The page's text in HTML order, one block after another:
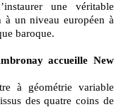
une véritable
un niveau européen à
baroque.
accueille New
à géométrie variable
des quatre coins de